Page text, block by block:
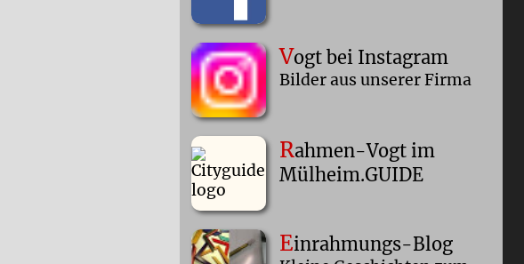
Vogt bei Instagram
Bilder aus unserer Firma
Rahmen-Vogt im
Mülheim.GUIDE
Einrahmungs-Blog